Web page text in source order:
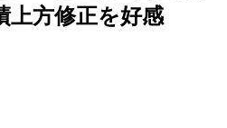
方修正を好感